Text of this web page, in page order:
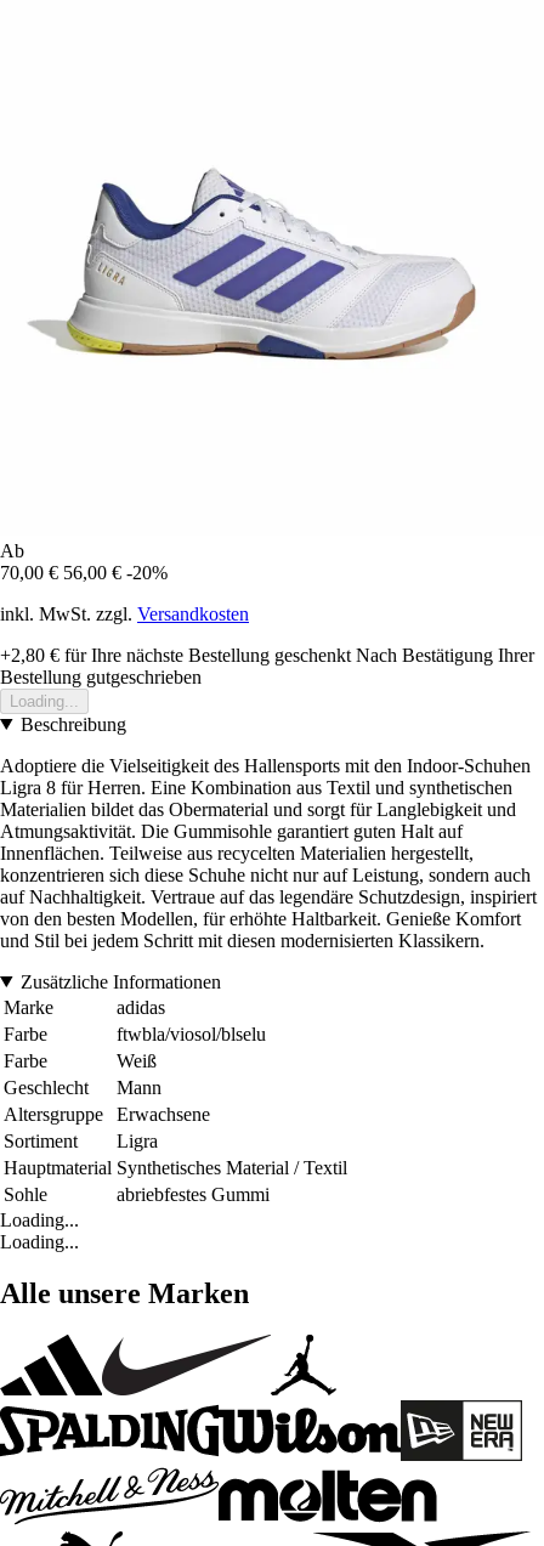
Ab
70,00 € 56,00 € -20%
inkl. MwSt. zzgl. Versandkosten
+2,80 € für Ihre nächste Bestellung geschenkt Nach Bestätigung Ihrer
Bestellung gutgeschrieben
Loading...
Beschreibung
Adoptiere die Vielseitigkeit des Hallensports mit den Indoor-Schuhen
Ligra 8 für Herren. Eine Kombination aus Textil und synthetischen
Materialien bildet das Obermaterial und sorgt für Langlebigkeit und
Atmungsaktivität. Die Gummisohle garantiert guten Halt auf
Innenflächen. Teilweise aus recycelten Materialien hergestellt,
konzentrieren sich diese Schuhe nicht nur auf Leistung, sondern auch
auf Nachhaltigkeit. Vertraue auf das legendäre Schutzdesign, inspiriert
von den besten Modellen, für erhöhte Haltbarkeit. Genieße Komfort
und Stil bei jedem Schritt mit diesen modernisierten Klassikern.
Zusätzliche Informationen
Marke
adidas
Farbe
ftwbla/viosol/blselu
Farbe
Weiß
Geschlecht
Mann
Altersgruppe
Erwachsene
Sortiment
Ligra
Hauptmaterial Synthetisches Material / Textil
Sohle
abriebfestes Gummi
Loading...
Loading...
Alle unsere Marken